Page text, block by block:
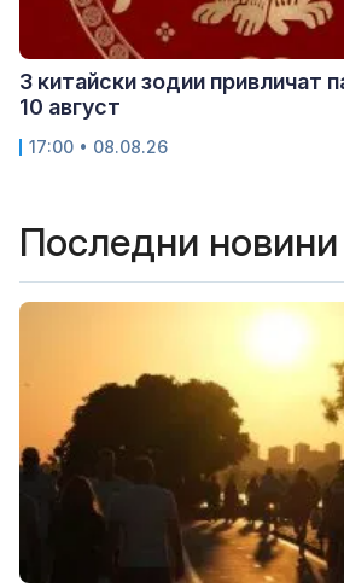
3 китайски зодии привличат
10 август
17:00 • 08.08.26
Последни новини